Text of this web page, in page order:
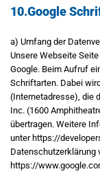
10.Google
a) Umfang der
Unsere Webseite
Google. Beim Aufruf
Schriftarten. Dabei
(Internetadresse), die
Inc. (1600
übertragen. Weitere
unter https://
Datenschutzerklärung
https://